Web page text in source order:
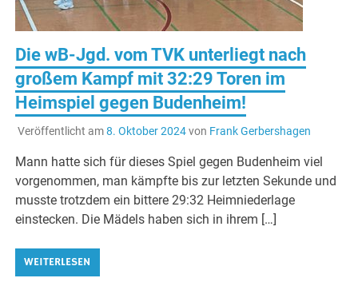
Die wB-Jgd. vom TVK unterliegt nach
großem Kampf mit 32:29 Toren im
Heimspiel gegen Budenheim!
Veröffentlicht am8. Oktober 2024von Frank Gerbershagen
Mann hatte sich für dieses Spiel gegen Budenheim viel
vorgenommen, man kämpfte bis zur letzten Sekunde und
musste trotzdem ein bittere 29:32 Heimniederlage
einstecken. Die Mädels haben sich in ihrem […]
WEITERLESEN